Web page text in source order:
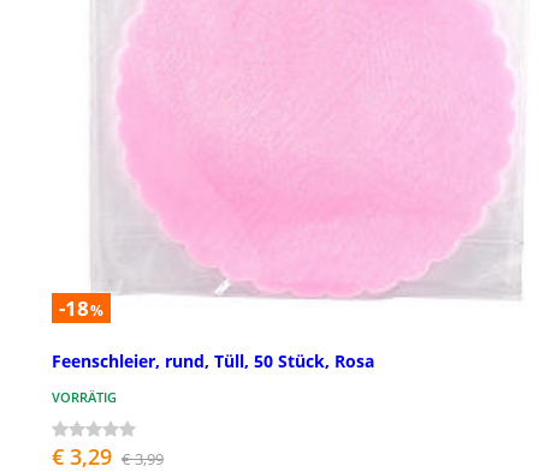
-18%
Feenschleier, rund, Tüll, 50 Stück, Rosa
VORRÄTIG
€ 3,29 € 3,99